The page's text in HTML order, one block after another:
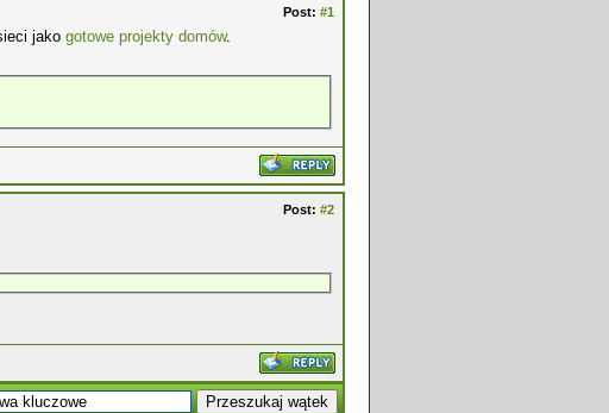
Post: #1
jako gotowe projekty domów.
Post: #2